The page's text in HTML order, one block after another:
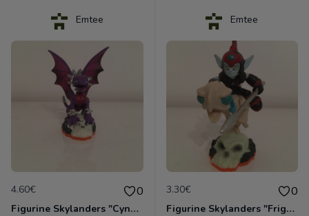
Emtee
4.60€ 0
Figurine Skylanders "Cynder - Giants, Series 2"
Emtee
3.30€ 0
Figurine Skylanders "Fright Rider - Giants, Series 2"